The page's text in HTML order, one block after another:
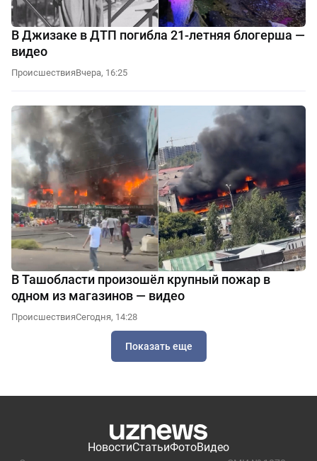
В Джизаке в ДТП погибла 21-летняя блогерша —
видео
ПроисшествияВчера, 16:25
В Ташобласти произошёл крупный пожар в
одном из магазинов — видео
ПроисшествияСегодня, 14:28
Показать еще
НовостиСтатьиФотоВидео